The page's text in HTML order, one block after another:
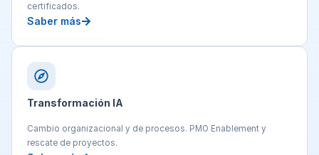
certificados.
Saber más
Transformación IA
Cambio organizacional y de procesos. PMO Enablement y
rescate de proyectos.